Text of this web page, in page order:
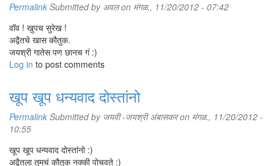
Permalink Submitted by अवलon मंगळ., 11/20/2012 - 07:42
वॉव ! खुपच सुरेख !
अद्वैतचे खास कौतुक.
जयश्री गातेस पण छानच गं :)
Log in to post comments
खूप खूप धन्यवाद दोस्तांनो
Permalink Submitted by जयवी -जयश्री अंबासकरon मंगळ., 11/20/2012 -
10:55
खूप खूप धन्यवाद दोस्तांनो :)
अद्वैतला तुमचं कौतुक नक्की पोचवते :)